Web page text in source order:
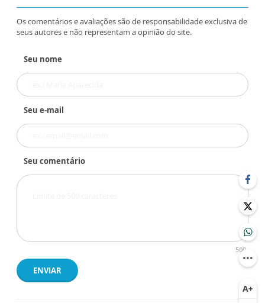
Os comentários e avaliações são de responsabilidade exclusiva de
seus autores e não representam a opinião do site.
Seu nome
Seu e-mail
Seu comentário
500
ENVIAR